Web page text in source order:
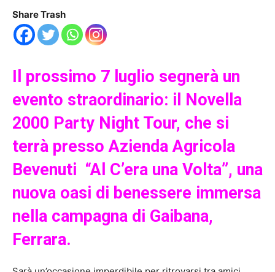
Share Trash
Il prossimo 7 luglio segnerà un
evento straordinario: il Novella
2000 Party Night Tour, che si
terrà presso Azienda Agricola
Bevenuti “Al C’era una Volta”, una
nuova oasi di benessere immersa
nella campagna di Gaibana,
Ferrara.